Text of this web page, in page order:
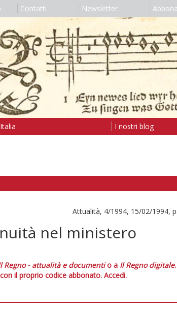
Contatti Newsletter
I nostri blog
Attualità, 4/1994, 15/02/1994,
nel ministero
Regno - attualità e documentio a Il Regno digitale.
il proprio codice abbonato. Accedi.